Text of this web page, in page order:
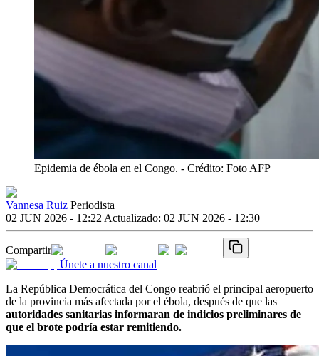
Epidemia de ébola en el Congo. - Crédito: Foto AFP
Vannesa Ruiz Periodista
02 JUN 2026 - 12:22|Actualizado: 02 JUN 2026 - 12:30
Compartir
Únete a nuestro canal
La República Democrática del Congo reabrió el principal aeropuerto
de la provincia más afectada por el ébola, después de que las
autoridades sanitarias informaran de indicios preliminares de
que el brote podría estar remitiendo.